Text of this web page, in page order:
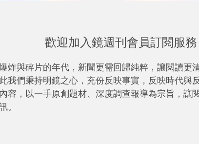
歡迎加入鏡週刊會員訂閱服務
炸與碎片的年代，新聞更需回歸純粹，讓閱讀更
我們秉持明鏡之心，充份反映事實，反映時代與
容，以一手原創題材、深度調查報導為宗旨，讓
。